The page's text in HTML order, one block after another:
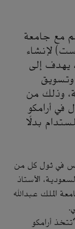
مع جامعة
لإنشاء
يهدف إلى
وذلك من
في أرامكو
بدلًا
في ثول كل من
الأستاذ
الملك عبدالله
أرامكو